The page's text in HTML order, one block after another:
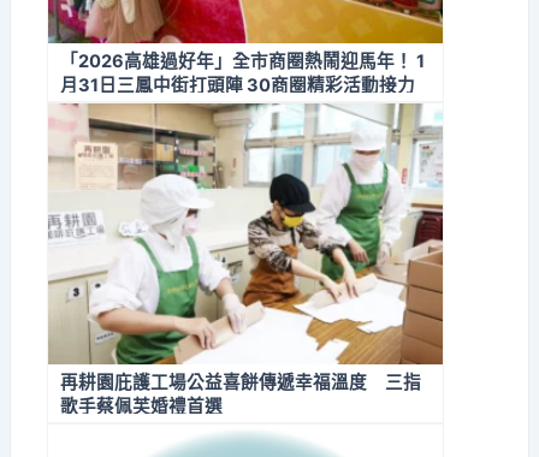
「2026高雄過好年」全市商圈熱鬧迎馬年！ 1
月31日三鳳中街打頭陣 30商圈精彩活動接力
迎新春
再耕園庇護工場公益喜餅傳遞幸福溫度 三指
歌手蔡佩芙婚禮首選